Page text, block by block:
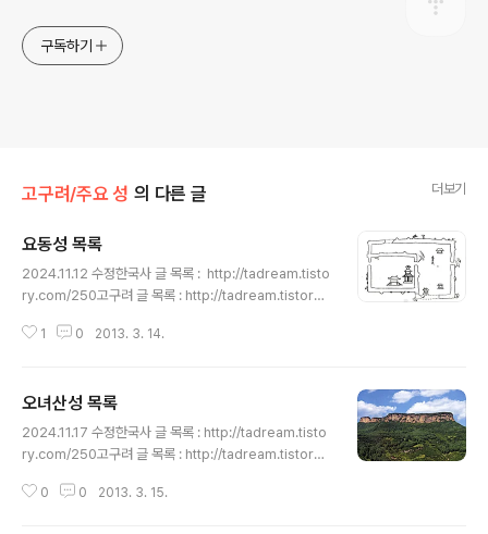
구독하기
고구려/주요 성 의 다른 글 더보기
요동성 목록
2024.11.12 수정한국사 글 목록 : http://tadream.tisto
ry.com/250고구려 글 목록 : http://tadream.tistory.
m/504요동성 목록노동공원고성 遼東城, 辽东城요녕성
동성지(遼東城址) - 디지털고구려 http://tadream.tist
ory.com/675요동성총 - 디지털고구려 http://tadrea
m.tistory.com/676요동성 (遼東城) - 한국민족문화대
東城塚) - 한국..
1 0 2013. 3. 14.
오녀산성 목록
2024.11.17 수정한국사 글 목록 : http://tadream.tisto
ry.com/250고구려 글 목록 : http://tadream.tistory.
m/504 오녀산성홀승골성, 五女山城, 紇升骨城요령성
0 0 2013. 3. 15.